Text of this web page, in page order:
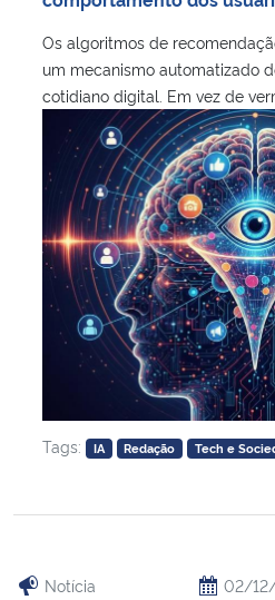
Os algoritmos de
um mecanismo automatizado
cotidiano digital. Em vez de
Tags: IA Redação Tech e
Notícia 02/